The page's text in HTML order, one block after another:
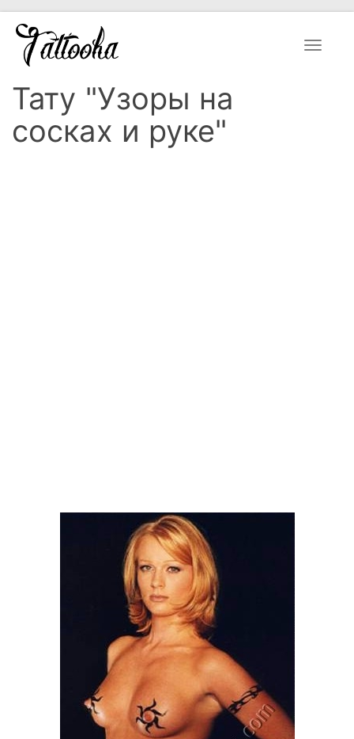
Toggle
Тату "Узоры на
сосках и руке"